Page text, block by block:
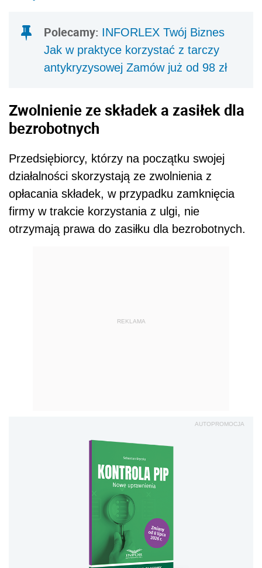
Polecamy: INFORLEX Twój Biznes
Jak w praktyce korzystać z tarczy
antykryzysowej Zamów już od 98 zł
Zwolnienie ze składek a zasiłek dla
bezrobotnych
Przedsiębiorcy, którzy na początku swojej
działalności skorzystają ze zwolnienia z
opłacania składek, w przypadku zamknięcia
firmy w trakcie korzystania z ulgi, nie
otrzymają prawa do zasiłku dla bezrobotnych.
REKLAMA
AUTOPROMOCJA